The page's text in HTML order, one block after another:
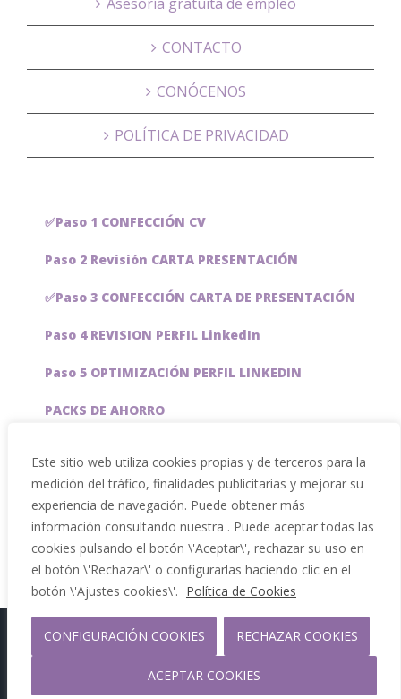
Este sitio web utiliza cookies propias y de terceros para la
medición del tráfico, finalidades publicitarias y mejorar su
experiencia de navegación. Puede obtener más
información consultando nuestra . Puede aceptar todas las
cookies pulsando el botón \'Aceptar\', rechazar su uso en
el botón \'Rechazar\' o configurarlas haciendo clic en el
botón \'Ajustes cookies\'. Política de Cookies
CONFIGURACIÓN COOKIES RECHAZAR COOKIES
ACEPTAR COOKIES
CONTACTO
CONÓCENOS
POLÍTICA DE PRIVACIDAD
✅Paso 1 CONFECCIÓN CV
Paso 2 Revisión CARTA PRESENTACIÓN
✅Paso 3 CONFECCIÓN CARTA DE PRESENTACIÓN
Paso 4 REVISION PERFIL LinkedIn
Paso 5 OPTIMIZACIÓN PERFIL LINKEDIN
PACKS DE AHORRO
Servicios especiales
Copyright 2012 - 2026 |
Facebook
Phone